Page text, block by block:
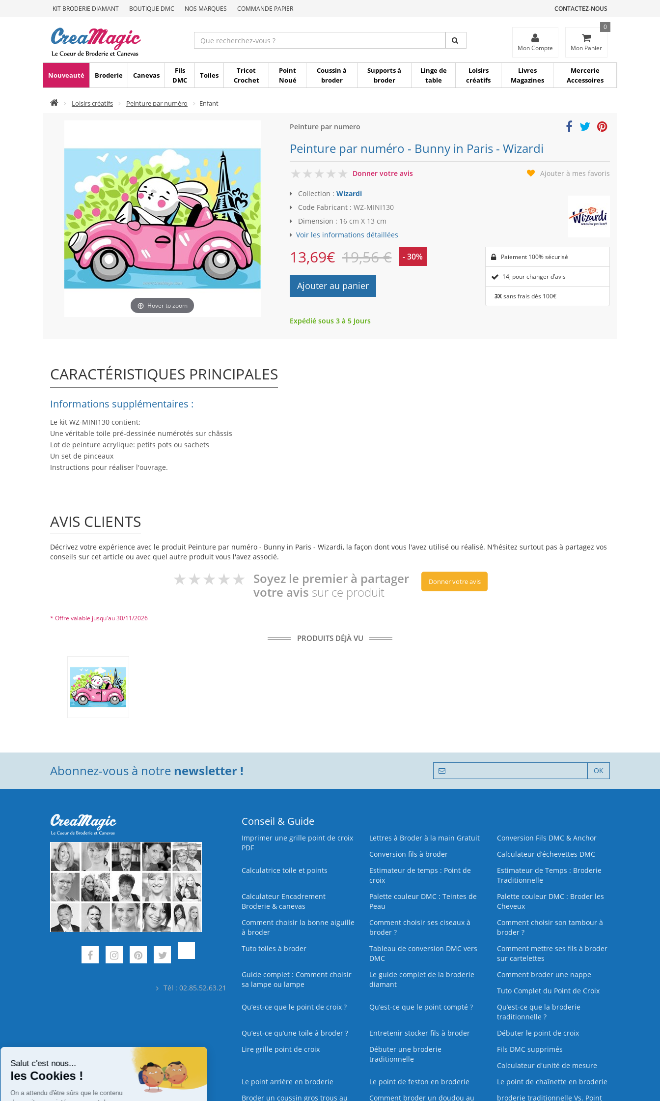
KIT BRODERIE DIAMANT BOUTIQUE DMC NOS MARQUES COMMANDE PAPIER CONTACTEZ-NOUS
Mon Compte Mon Panier
0
Nouveauté Broderie Canevas
Fils
DMC
Toiles
Tricot
Crochet
Point
Noué
Coussin à
broder
Supports à
broder
Linge de
table
Loisirs
créatifs
Livres
Magazines
Mercerie
Accessoires
Loisirs créatifs Peinture par numéro Enfant
Hover to zoom
Peinture par numero
Peinture par numéro - Bunny in Paris - Wizardi
0
Donner votre avis Ajouter à mes favoris
Collection : Wizardi
Code Fabricant : WZ-MINI130
Dimension : 16 cm X 13 cm
Voir les informations détaillées
13,69€ 19,56 € - 30%
Ajouter au panier
Paiement 100% sécurisé
14j pour changer d’avis
3Xsans frais dès 100€
Expédié sous 3 à 5 Jours
CARACTÉRISTIQUES PRINCIPALES
Informations supplémentaires :
Le kit WZ-MINI130 contient:
Une véritable toile pré-dessinée numérotés sur châssis
Lot de peinture acrylique: petits pots ou sachets
Un set de pinceaux
Instructions pour réaliser l'ouvrage.
AVIS CLIENTS
Décrivez votre expérience avec le produit Peinture par numéro - Bunny in Paris - Wizardi, la façon dont vous l'avez utilisé ou réalisé. N'hésitez surtout pas à partagez vos
conseils sur cet article ou avec quel autre produit vous l'avez associé.
Soyez le premier à partager
votre avis sur ce produit
Donner votre avis
* Offre valable jusqu'au 30/11/2026
PRODUITS DÉJÀ VU
Abonnez-vous à notre newsletter ! OK
Tél : 02.85.52.63.21
Conseil & Guide
Imprimer une grille point de croix
PDF
Lettres à Broder à la main Gratuit
Conversion Fils DMC & Anchor
Conversion fils à broder
Calculateur d’échevettes DMC
Calculatrice toile et points
Estimateur de temps : Point de
croix
Estimateur de Temps : Broderie
Traditionnelle
Calculateur Encadrement
Broderie & canevas
Palette couleur DMC : Teintes de
Peau
Palette couleur DMC : Broder les
Cheveux
Comment choisir la bonne aiguille
à broder
Comment choisir ses ciseaux à
broder ?
Comment choisir son tambour à
broder ?
Tuto toiles à broder
Tableau de conversion DMC vers
DMC
Comment mettre ses fils à broder
sur cartelettes
Guide complet : Comment choisir
sa lampe ou lampe
Le guide complet de la broderie
diamant
Comment broder une nappe
Tuto Complet du Point de Croix
Qu’est-ce que le point de croix ?
Qu’est-ce que le point compté ?
Qu’est-ce que la broderie
traditionnelle ?
Qu’est‑ce qu’une toile à broder ?
Entretenir stocker fils à broder
Débuter le point de croix
Lire grille point de croix
Débuter une broderie
traditionnelle
Fils DMC supprimés
Calculateur d'unité de mesure
Le point arrière en broderie
Le point de feston en broderie
Le point de chaînette en broderie
Broder un coussin gros trous au
Comment broder un doudou au broderie traditionnelle Vs. Point